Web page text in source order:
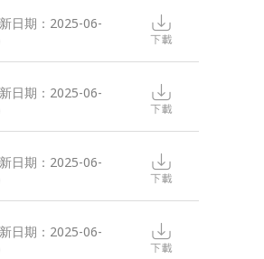
日期：2025-06-
日期：2025-06-
日期：2025-06-
日期：2025-06-